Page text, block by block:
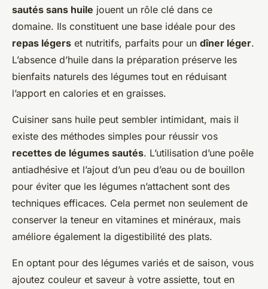
sautés sans huile jouent un rôle clé dans ce
domaine. Ils constituent une base idéale pour des
repas légers et nutritifs, parfaits pour un dîner léger.
L’absence d’huile dans la préparation préserve les
bienfaits naturels des légumes tout en réduisant
l’apport en calories et en graisses.
Cuisiner sans huile peut sembler intimidant, mais il
existe des méthodes simples pour réussir vos
recettes de légumes sautés. L’utilisation d’une poêle
antiadhésive et l’ajout d’un peu d’eau ou de bouillon
pour éviter que les légumes n’attachent sont des
techniques efficaces. Cela permet non seulement de
conserver la teneur en vitamines et minéraux, mais
améliore également la digestibilité des plats.
En optant pour des légumes variés et de saison, vous
ajoutez couleur et saveur à votre assiette, tout en